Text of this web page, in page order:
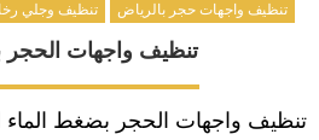
تنظيف واجهات حجر بالرياض
تنظيف وجلي
تنظيف واجهات الحجر
تنظيف واجهات الحجر بضغط الماء